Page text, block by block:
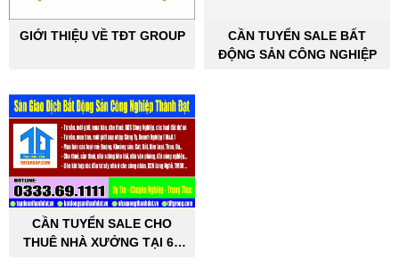
GIỚI THIỆU VỀ TĐT GROUP
CẦN TUYỂN SALE BẤT
ĐỘNG SẢN CÔNG NGHIỆP
CẦN TUYỂN SALE CHO
THUÊ NHÀ XƯỞNG TẠI 63